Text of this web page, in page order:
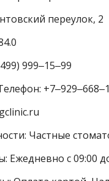
переулок, 2
999‒15‒99
Частные
Ежедневно с 09:00